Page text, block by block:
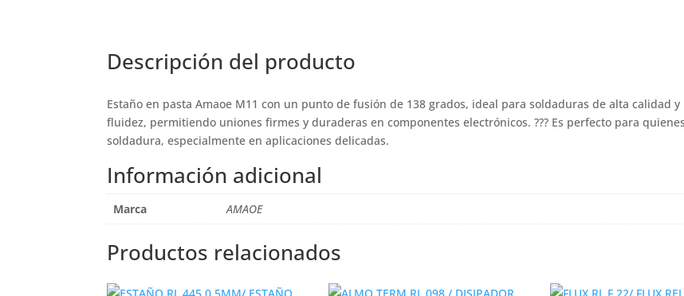
Descripción del producto
Estaño en pasta Amaoe M11 con un punto de fusión de 138 grados, ideal para soldaduras de alta calidad
fluidez, permitiendo uniones firmes y duraderas en componentes electrónicos. ??? Es perfecto para
soldadura, especialmente en aplicaciones delicadas.
Información adicional
Marca AMAOE
Productos relacionados